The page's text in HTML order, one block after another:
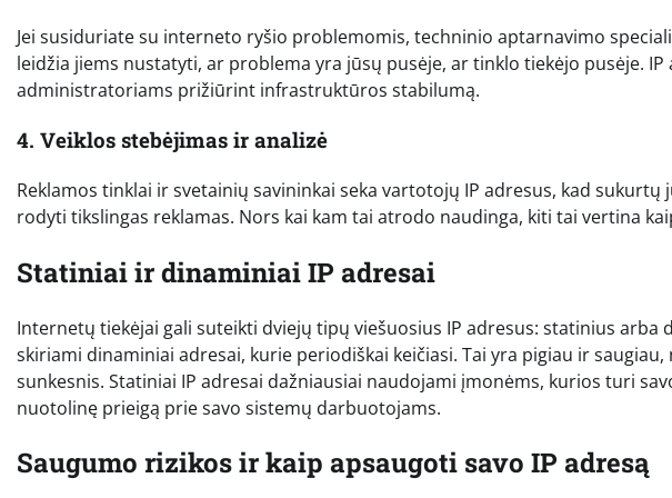
Jei susiduriate su interneto ryšio problemomis, techninio aptarnavimo
leidžia jiems nustatyti, ar problema yra jūsų pusėje, ar tinklo tiekėjo pusėje.
administratoriams prižiūrint infrastruktūros stabilumą.
4. Veiklos stebėjimas ir analizė
Reklamos tinklai ir svetainių savininkai seka vartotojų IP adresus, kad
rodyti tikslingas reklamas. Nors kai kam tai atrodo naudinga, kiti tai vertina
Statiniai ir dinaminiai IP adresai
Internetų tiekėjai gali suteikti dviejų tipų viešuosius IP adresus: statinius
skiriami dinaminiai adresai, kurie periodiškai keičiasi. Tai yra pigiau ir
sunkesnis. Statiniai IP adresai dažniausiai naudojami įmonėms, kurios turi
nuotolinę prieigą prie savo sistemų darbuotojams.
Saugumo rizikos ir kaip apsaugoti savo IP adresą